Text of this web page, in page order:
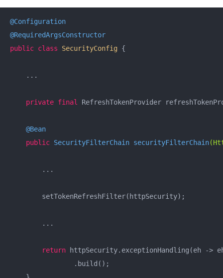
@Configuration
@RequiredArgsConstructor
public class SecurityConfig {
    ...
private final RefreshTokenProvider
@Bean
public SecurityFilterChain securityFilterChain
        ...
        setTokenRefreshFilter(httpSecurity);
        ...
return httpSecurity.exceptionHandling(eh ->
                .build();